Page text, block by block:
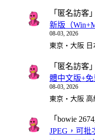
「 匿名訪客
新版（
08-03, 2026
東京・大阪
「 匿名訪客
體中文版+免
08-03, 2026
東京・大阪
「 bowie 2674
JPEG，可批